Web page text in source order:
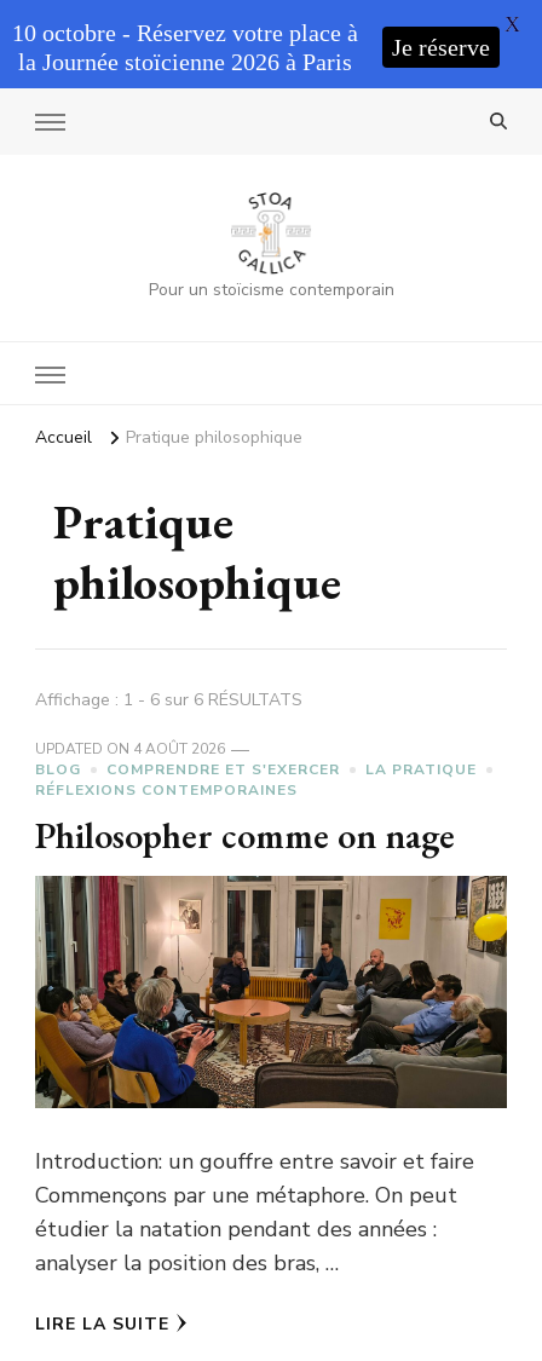
Pour un stoïcisme contemporain
Accueil Pratique philosophique
Pratique
philosophique
Affichage : 1 - 6 sur 6 RÉSULTATS
UPDATED ON 4 AOÛT 2026
BLOG
COMPRENDRE ET S'EXERCER
LA PRATIQUE
RÉFLEXIONS CONTEMPORAINES
Philosopher comme on nage
Introduction: un gouffre entre savoir et faire
Commençons par une métaphore. On peut
étudier la natation pendant des années :
analyser la position des bras, …
LIRE LA SUITE
10 octobre - Réservez votre place à
la Journée stoïcienne 2026 à Paris
Je réserve
X